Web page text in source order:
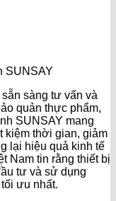
SUNSAY
sàng tư vấn và
quản thực phẩm,
SUNSAY mang
kiệm thời gian, giảm
lại hiệu quả kinh tế
Nam tin rằng thiết bị
tư và sử dụng
ưu nhất.